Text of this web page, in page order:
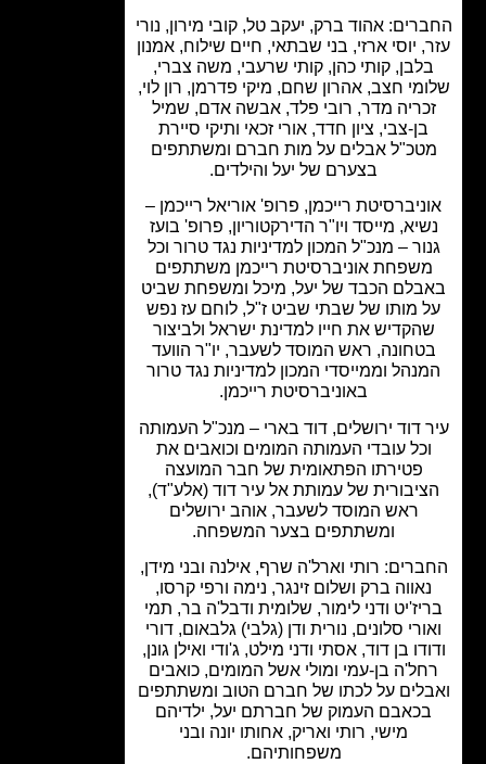
אהוד ברק, יעקב טל, קובי מירון, נורי
יוסי ארזי, בני שבתאי, חיים שילוח, אמנון
קותי כהן, קותי שרעבי, משה צברי,
חצב, אהרון שחם, מיקי פדרמן, רון לוי,
מדר, רובי פלד, אבשה אדם, שמיל
בן-צבי, ציון חדד, אורי זכאי ותיקי סיירת
אבלים על מות חברם ומשתתפים
בצערם של יעל והילדים.
רייכמן, פרופ' אוריאל רייכמן –
מייסד ויו"ר הדירקטוריון, פרופ' בועז
– מנכ"ל המכון למדיניות נגד טרור וכל
אוניברסיטת רייכמן משתתפים
הכבד של יעל, מיכל ומשפחת שביט
מותו של שבתי שביט ז"ל, לוחם עז נפש
את חייו למדינת ישראל ולביצור
ראש המוסד לשעבר, יו"ר הוועד
וממייסדי המכון למדיניות נגד טרור
באוניברסיטת רייכמן.
דוד ירושלים, דוד בארי – מנכ"ל העמותה
עובדי העמותה המומים וכואבים את
פטירתו הפתאומית של חבר המועצה
של עמותת אל עיר דוד (אלע"ד),
ראש המוסד לשעבר, אוהב ירושלים
ומשתתפים בצער המשפחה.
רותי וארל'ה שרף, אילנה ובני מידן,
ברק ושלום זינגר, נימה ורפי קרסו,
ודני לימור, שלומית ודבל'ה בר, תמי
סלונים, נורית ודן (גלבי) גלבאום, דורי
בן דוד, אסתי ודני מילט, ג'ודי ואילן גונן,
בן-עמי ומולי אשל המומים, כואבים
על לכתו של חברם הטוב ומשתתפים
העמוק של חברתם יעל, ילדיהם
מישי, רותי ואריק, אחותו יונה ובני
משפחותיהם.